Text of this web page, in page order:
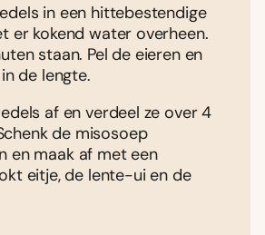
in een hittebestendige
er kokend water overheen.
staan. Pel de eieren en
de lengte.
af en verdeel ze over 4
de misosoep
en maak af met een
eitje, de lente-ui en de